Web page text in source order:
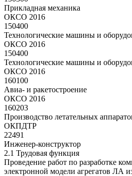
Прикладная механика
ОКСО 2016
150400
Технологические машины и
ОКСО 2016
150400
Технологические машины и
ОКСО 2016
160100
Авиа- и ракетостроение
ОКСО 2016
160203
Производство летательных
ОКПДТР
22491
Инженер-конструктор
2.1 Трудовая функция
Проведение работ по разработке
электронной модели агрегатов ЛА